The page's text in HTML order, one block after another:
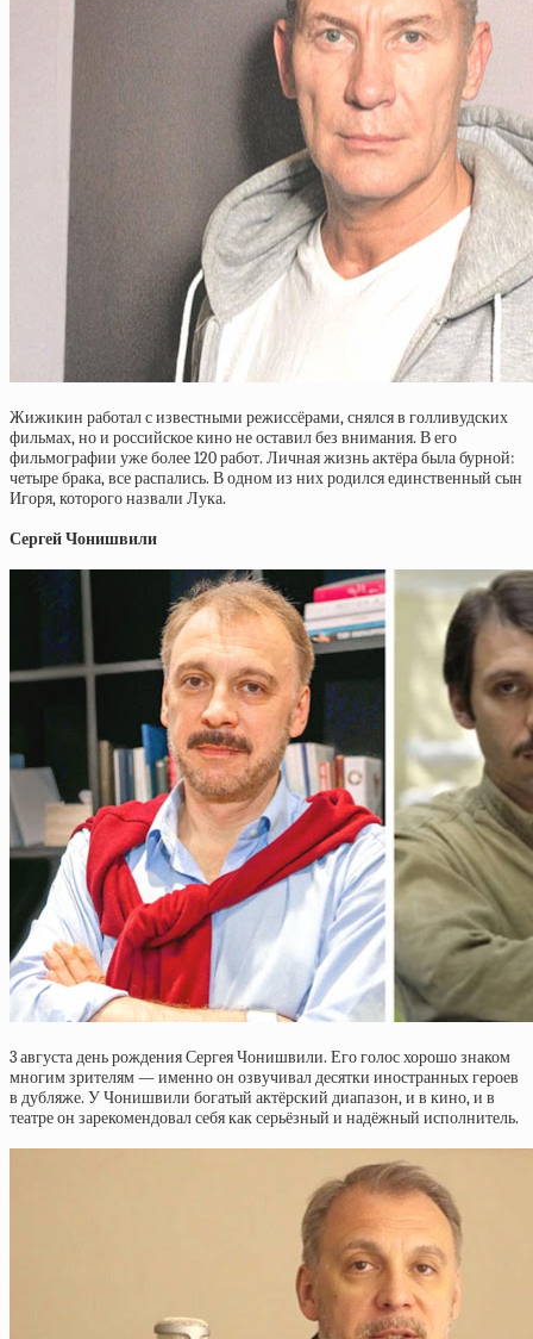
Жижикин работал с известными режиссёрами, снялся в голливудских
фильмах, но и российское кино не оставил без внимания. В его
фильмографии уже более 120 работ. Личная жизнь актёра была бурной:
четыре брака, все распались. В одном из них родился единственный сын
Игоря, которого назвали Лука.
Сергей Чонишвили
3 августа день рождения Сергея Чонишвили. Его голос хорошо знаком
многим зрителям — именно он озвучивал десятки иностранных героев
в дубляже. У Чонишвили богатый актёрский диапазон, и в кино, и в
театре он зарекомендовал себя как серьёзный и надёжный исполнитель.